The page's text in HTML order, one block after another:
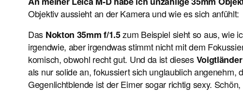
Objektiv aussieht an der Kamera und wie es sich anfühlt:
Das Nokton 35mm f/1.5zum Beispiel sieht so aus, wie
irgendwie, aber irgendwas stimmt nicht mit dem
komisch, obwohl recht gut. Und da ist dieses
als nur solide an, fokussiert sich unglaublich angenehm,
Gegenlichtblende ist der Eimer sogar richtig sexy.